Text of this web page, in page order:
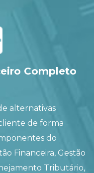
Completo
alternativas
de forma
do
Financeira, Gestão
Tributário,